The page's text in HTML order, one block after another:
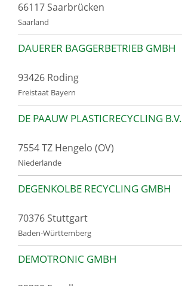
66117 Saarbrücken
Saarland
DAUERER BAGGERBETRIEB GMBH
93426 Roding
Freistaat Bayern
DE PAAUW PLASTICRECYCLING B.V.
7554 TZ Hengelo (OV)
Niederlande
DEGENKOLBE RECYCLING GMBH
70376 Stuttgart
Baden-Württemberg
DEMOTRONIC GMBH